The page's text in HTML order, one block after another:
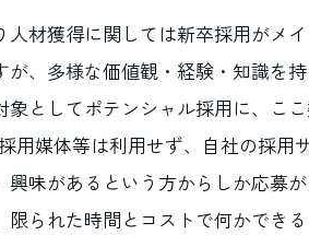
人材獲得に関しては新卒採用がメ
が、多様な価値観・経験・知識を
象としてポテンシャル採用に、こ
用媒体等は利用せず、自社の採
興味があるという方からしか応募
限られた時間とコストで何かでき